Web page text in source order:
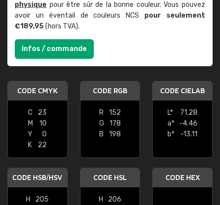
physique pour être sûr de la bonne couleur. Vous pouvez
avoir un éventail de couleurs NCS pour seulement
€189,95(hors TVA).
Infos / commande
CODE CMYK
C
23
M
10
Y
0
K
22
CODE RGB
R
152
G
178
B
198
CODE CIELAB
L*
71.28
a*
-4.46
b*
-13.11
CODE HSB/HSV
H
205
CODE HSL
H
206
CODE HEX